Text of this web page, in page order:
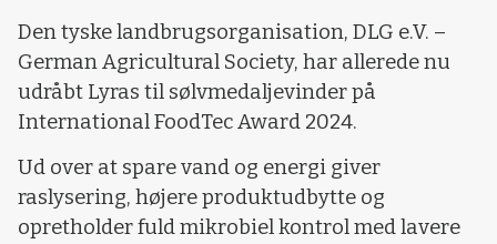
Den tyske landbrugsorganisation, DLG e.V. –
German Agricultural Society, har allerede nu
udråbt Lyras til sølvmedaljevinder på
International FoodTec Award 2024.
Ud over at spare vand og energi giver
raslysering, højere produktudbytte og
opretholder fuld mikrobiel kontrol med lavere